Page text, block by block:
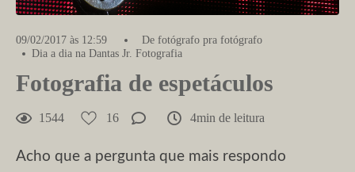
09/02/2017 às 12:59
De fotógrafo pra fotógrafo
Dia a dia na Dantas Jr. Fotografia
Fotografia de espetáculos
1544 16 4min de leitura
Acho que a pergunta que mais respondo